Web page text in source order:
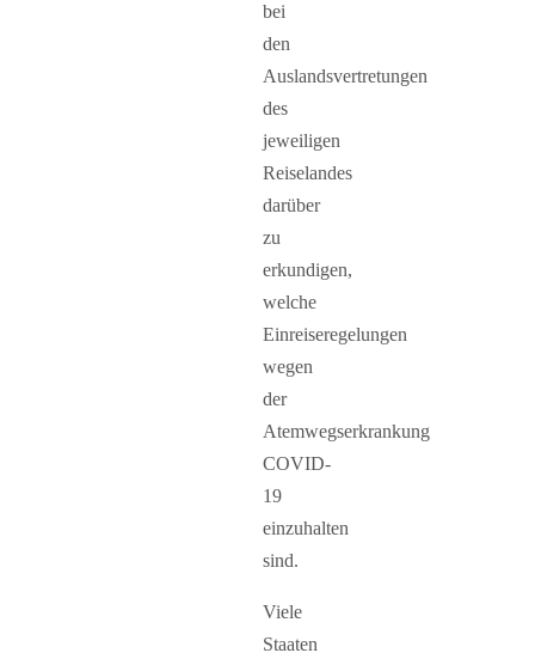
bei
den
Auslandsvertretungen
des
jeweiligen
Reiselandes
darüber
zu
erkundigen,
welche
Einreiseregelungen
wegen
der
Atemwegserkrankung
COVID-
19
einzuhalten
sind.
Viele
Staaten